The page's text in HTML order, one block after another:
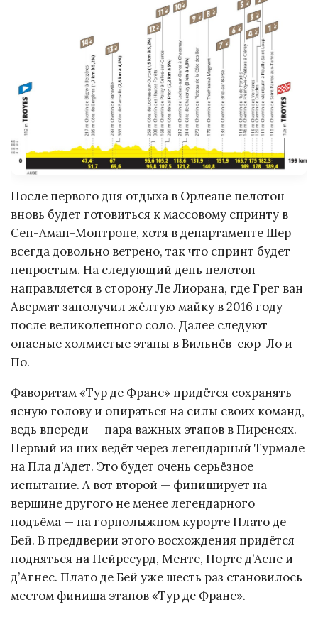
После первого дня отдыха в Орлеане пелотон
вновь будет готовиться к массовому спринту в
Сен-Аман-Монтроне, хотя в департаменте Шер
всегда довольно ветрено, так что спринт будет
непростым. На следующий день пелотон
направляется в сторону Ле Лиорана, где Грег ван
Авермат заполучил жёлтую майку в 2016 году
после великолепного соло. Далее следуют
опасные холмистые этапы в Вильнёв-сюр-Ло и
По.
Фаворитам «Тур де Франс» придётся сохранять
ясную голову и опираться на силы своих команд,
ведь впереди — пара важных этапов в Пиренеях.
Первый из них ведёт через легендарный Турмале
на Пла д’Адет. Это будет очень серьёзное
испытание. А вот второй — финиширует на
вершине другого не менее легендарного
подъёма — на горнолыжном курорте Плато де
Бей. В преддверии этого восхождения придётся
подняться на Пейресурд, Менте, Порте д’Аспе и
д’Агнес. Плато де Бей уже шесть раз становилось
местом финиша этапов «Тур де Франс».